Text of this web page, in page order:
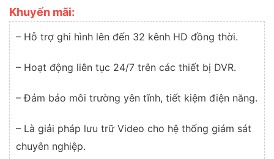
Khuyến mãi:
– Hỗ trợ ghi hình lên đến 32 kênh HD đồng thời.
– Hoạt động liên tục 24/7 trên các thiết bị DVR.
– Đảm bảo môi trường yên tĩnh, tiết kiệm điện năng.
– Là giải pháp lưu trữ Video cho hệ thống giám sát
chuyên nghiệp.